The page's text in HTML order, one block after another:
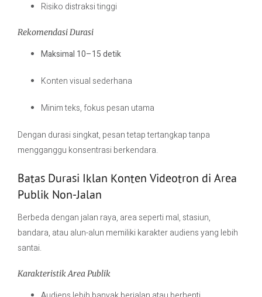
Risiko distraksi tinggi
Rekomendasi Durasi
Maksimal 10–15 detik
Konten visual sederhana
Minim teks, fokus pesan utama
Dengan durasi singkat, pesan tetap tertangkap tanpa
mengganggu konsentrasi berkendara.
Batas Durasi Iklan Konten Videotron di Area
Publik Non-Jalan
Berbeda dengan jalan raya, area seperti mal, stasiun,
bandara, atau alun-alun memiliki karakter audiens yang lebih
santai.
Karakteristik Area Publik